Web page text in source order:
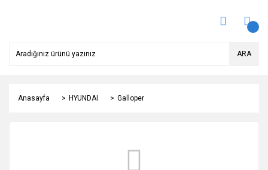
ARA
Anasayfa HYUNDAI Galloper